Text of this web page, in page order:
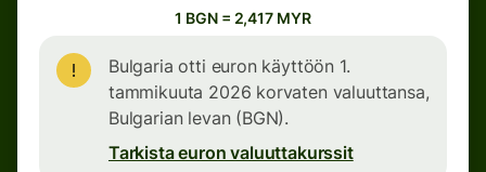
1 BGN = 2,417 MYR
Bulgaria otti euron käyttöön 1.
tammikuuta 2026 korvaten valuuttansa,
Bulgarian levan (BGN).
Tarkista euron valuuttakurssit